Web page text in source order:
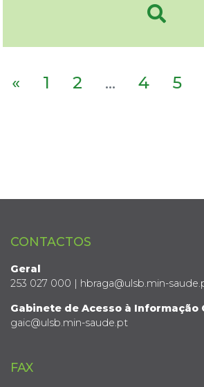
« 1 2 ... 4 5
CONTACTOS
Geral
253 027 000 | hbraga@ulsb.min-
Gabinete de Acesso à Informação
gaic@ulsb.min-saude.pt
FAX